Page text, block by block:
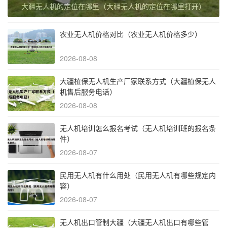
大疆无人机的定位在哪里（大疆无人机的定位在哪里打开）
农业无人机价格对比（农业无人机价格多少）
2026-08-08
大疆植保无人机生产厂家联系方式（大疆植保无人
机售后服务电话）
2026-08-08
无人机培训怎么报名考试（无人机培训班的报名条
件）
2026-08-07
民用无人机有什么用处（民用无人机有哪些规定内
容）
2026-08-07
无人机出口管制大疆（大疆无人机出口有哪些管